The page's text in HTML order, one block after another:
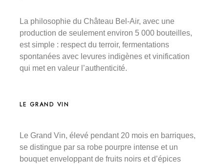
La philosophie du Château Bel-Air, avec une
production de seulement environ 5 000 bouteilles,
est simple : respect du terroir, fermentations
spontanées avec levures indigènes et vinification
qui met en valeur l’authenticité.
LE GRAND VIN
Le Grand Vin, élevé pendant 20 mois en barriques,
se distingue par sa robe pourpre intense et un
bouquet enveloppant de fruits noirs et d’épices